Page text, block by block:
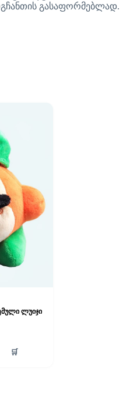
გასაფორმებლად.
ლუიჯი
🛒